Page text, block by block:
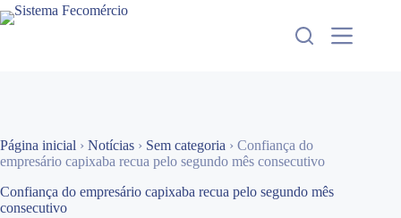
Pular
para
Página inicial › Notícias › Sem categoria › Confiança do
empresário capixaba recua pelo segundo mês consecutivo
Confiança do empresário capixaba recua pelo segundo mês
consecutivo